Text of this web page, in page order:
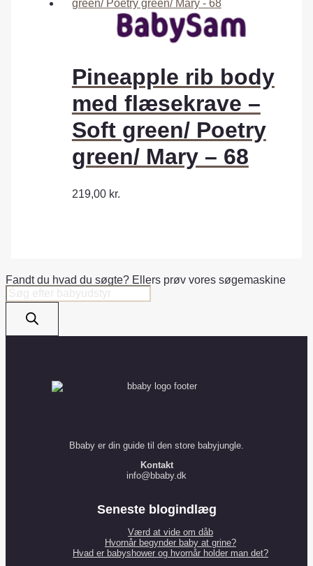
Pineapple rib body
med flæsekrave –
Soft green/ Poetry
green/ Mary – 68
219,00 kr.
Fandt du hvad du søgte? Ellers prøv vores søgemaskine
Products
search
Bbaby er din guide til den store babyjungle.
Kontakt
info@bbaby.dk
Seneste blogindlæg
Værd at vide om dåb
Hvornår begynder baby at grine?
Hvad er babyshower og hvornår holder man det?